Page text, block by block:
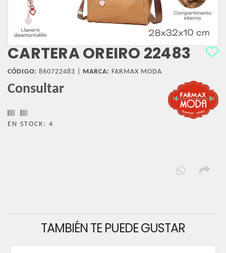
CARTERA OREIRO 22483
CÓDIGO: 860722483 | MARCA: FARMAX MODA
Consultar
EN STOCK: 4
TAMBIÉN TE PUEDE GUSTAR